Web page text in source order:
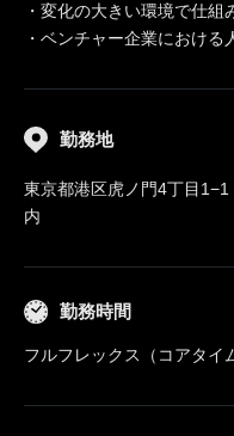
・変化の大きい環境で仕
・ベンチャー企業における
勤務地
東京都港区虎ノ門4丁目
内
勤務時間
フルフレックス（コアタイ